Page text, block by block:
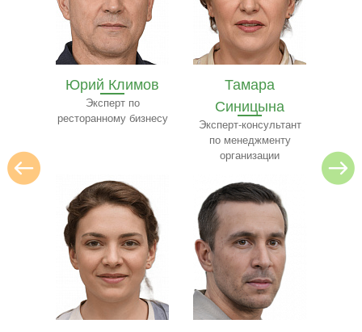
Тамара
Синицына
Эксперт-консультант
Рустам Миронов
Эксперт в сфере ЖКХ